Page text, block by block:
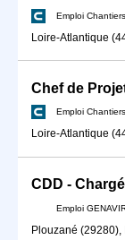
Emploi
Loire-Atlantique
Chef de
Emploi
Loire-Atlantique
CDD -
Emploi
Plouzané (29280),